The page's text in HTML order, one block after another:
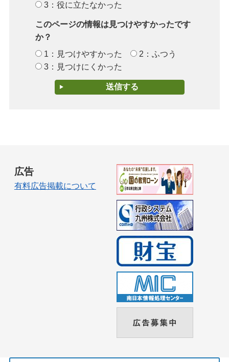
3：役に立たなかった
このページの情報は見つけやすかったです
か？
1：見つけやすかった
2：ふつう
3：見つけにくかった
広告
有料広告掲載について